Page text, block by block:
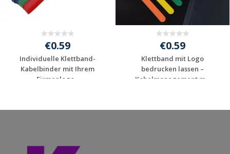
€0.59
Individuelle Klettband-
Kabelbinder mit Ihrem
Firmenlogo...
€0.59
Klettband mit Logo
bedrucken lassen –
Kabelmanagement m...